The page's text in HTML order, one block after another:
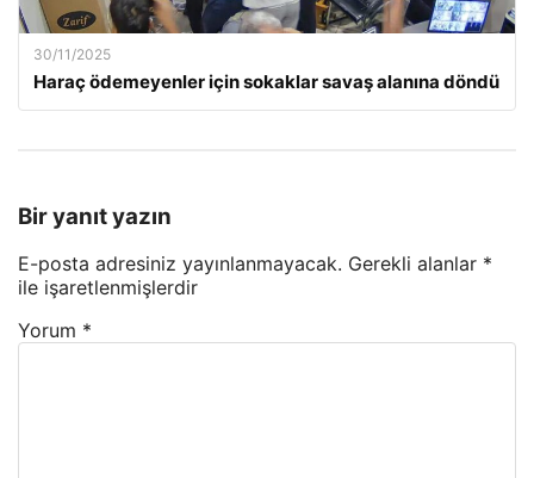
30/11/2025
Haraç ödemeyenler için sokaklar savaş alanına döndü
Bir yanıt yazın
E-posta adresiniz yayınlanmayacak. Gerekli alanlar *
ile işaretlenmişlerdir
Yorum *